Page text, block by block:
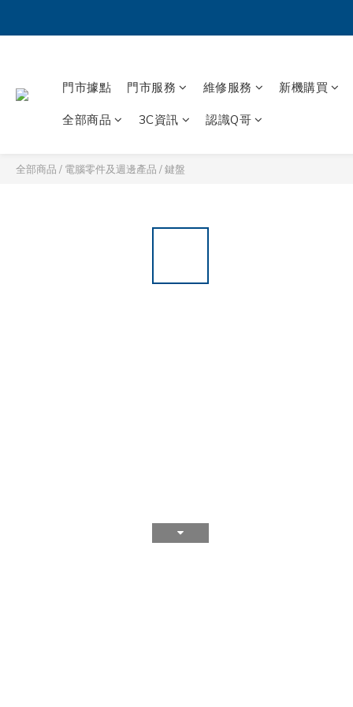
門市據點 門市服務 維修服務 新機購買
全部商品 3C資訊 認識Q哥
全部商品 / 電腦零件及週邊產品 /鍵盤